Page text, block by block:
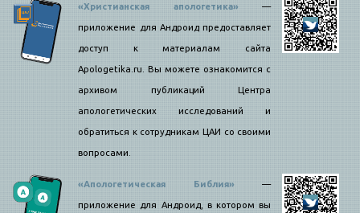
«Христианская апологетика»—
приложение для Андроид предоставляет
доступ к материалам сайта
Apologetika.ru. Вы можете ознакомится с
архивом публикаций Центра
апологетических исследований и
обратиться к сотрудникам ЦАИ со своими
вопросами.
«Апологетическая Библия»—
приложение для Андроид, в котором вы